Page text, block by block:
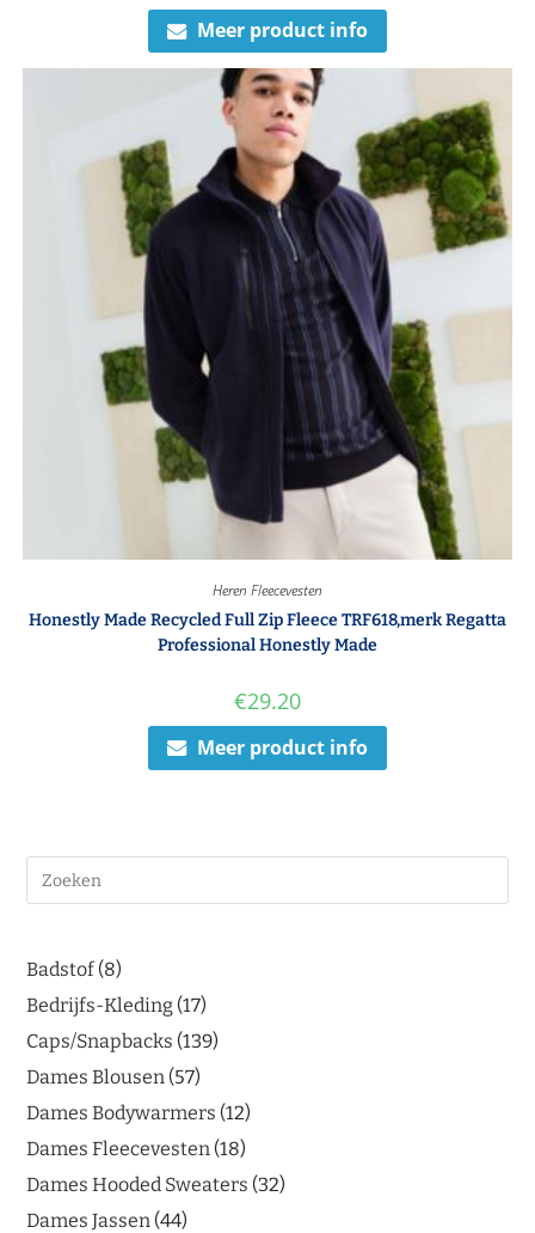
Meer product info
Heren Fleecevesten
Honestly Made Recycled Full Zip Fleece TRF618,merk Regatta
Professional Honestly Made
€29.20
Meer product info
Badstof 8
Bedrijfs-Kleding 17
Caps/Snapbacks 139
Dames Blousen 57
Dames Bodywarmers 12
Dames Fleecevesten 18
Dames Hooded Sweaters 32
Dames Jassen 44